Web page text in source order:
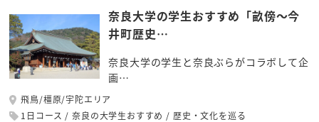
奈良大学の学生おすすめ「畝傍～今
井町歴史…
奈良大学の学生と奈良ぶらがコラボして企
画…
飛鳥/橿原/宇陀エリア
1日コース
奈良の大学生おすすめ 歴史・文化を巡る